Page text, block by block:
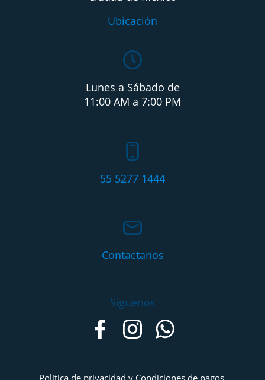
Ubicación
Lunes a Sábado de
11:00 AM a 7:00 PM
55 5277 1444
Contactanos
Siguenos